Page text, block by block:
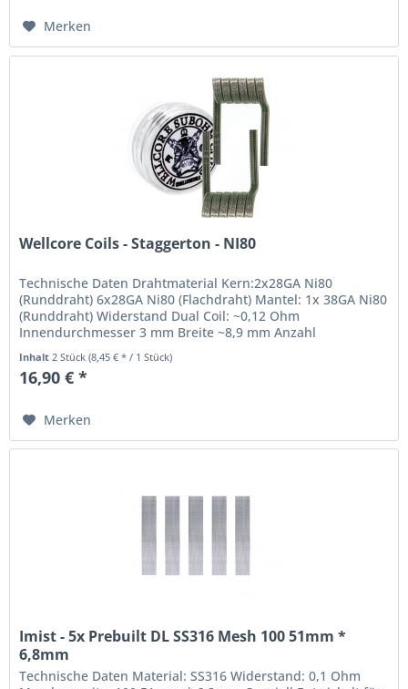
Merken
Wellcore Coils - Staggerton - NI80
Technische Daten Drahtmaterial Kern:2x28GA Ni80
(Runddraht) 6x28GA Ni80 (Flachdraht) Mantel: 1x 38GA Ni80
(Runddraht) Widerstand Dual Coil: ~0,12 Ohm
Innendurchmesser 3 mm Breite ~8,9 mm Anzahl
Inhalt 2 Stück(8,45 € * / 1 Stück)
16,90 € *
Merken
Imist - 5x Prebuilt DL SS316 Mesh 100 51mm *
6,8mm
Technische Daten Material: SS316 Widerstand: 0,1 Ohm